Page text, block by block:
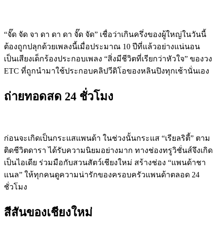
“จั๊ด จัด จา ดา ดา ดา จั๊ด จัด” เชื่อว่าเกินครึ่งของผู้ใหญ่ในวันนี้
ต้องถูกปลุกด้วยเพลงนี้เมื่อประมาณ 10 ปีที่แล้วอย่างแน่นอน
เป็นเสียงเด็กร้องประกอบเพลง “สิ่งมีชีวิตที่เรียกว่าหัวใจ” ของวง
ETC ที่ถูกนำมาใช้ประกอบคลิปวีดิโอของหลินปิงทุกเช้านั่นเอง
ถ่ายทอดสด 24 ชั่วโมง
ก่อนจะเกิดเป็นกระแสแพนด้า ในช่วงนั้นกระแส “เรียลริตี้” ตาม
ติดชีวิตดารา ได้รับความนิยมอย่างมาก ทางช่องทรูวิชั่นส์จึงเกิด
เป็นไอเดีย ร่วมมือกับสวนสัตว์เชียงใหม่ สร้างช่อง “แพนด้าชา
แนล” ให้ทุกคนดูความน่ารักของครอบครัวแพนด้าตลอด 24
ชั่วโมง
สีสันของเชียงใหม่